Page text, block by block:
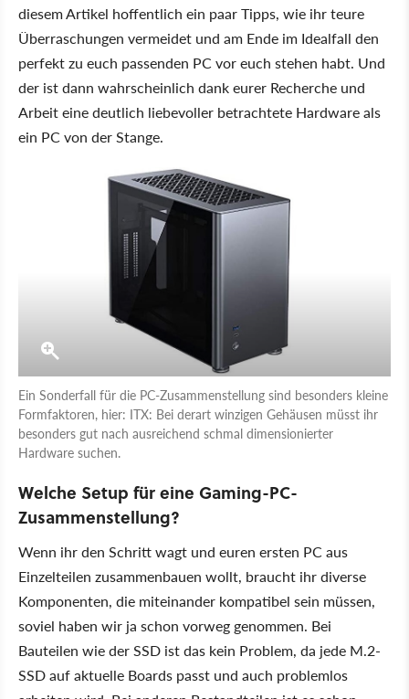
diesem Artikel hoffentlich ein paar Tipps, wie ihr teure
Überraschungen vermeidet und am Ende im Idealfall den
perfekt zu euch passenden PC vor euch stehen habt. Und
der ist dann wahrscheinlich dank eurer Recherche und
Arbeit eine deutlich liebevoller betrachtete Hardware als
ein PC von der Stange.
Ein Sonderfall für die PC-Zusammenstellung sind besonders kleine
Formfaktoren, hier: ITX: Bei derart winzigen Gehäusen müsst ihr
besonders gut nach ausreichend schmal dimensionierter
Hardware suchen.
Welche Setup für eine Gaming-PC-
Zusammenstellung?
Wenn ihr den Schritt wagt und euren ersten PC aus
Einzelteilen zusammenbauen wollt, braucht ihr diverse
Komponenten, die miteinander kompatibel sein müssen,
soviel haben wir ja schon vorweg genommen. Bei
Bauteilen wie der SSD ist das kein Problem, da jede M.2-
SSD auf aktuelle Boards passt und auch problemlos